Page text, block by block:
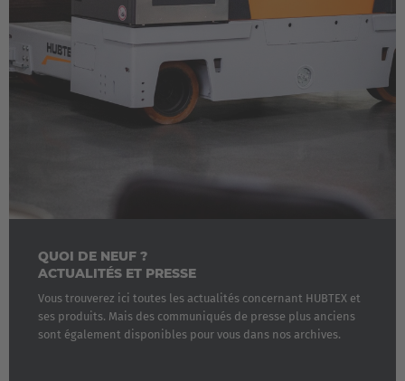
QUOI DE NEUF ?
ACTUALITÉS ET PRESSE
Vous trouverez ici toutes les actualités concernant HUBTEX et
ses produits. Mais des communiqués de presse plus anciens
sont également disponibles pour vous dans nos archives.